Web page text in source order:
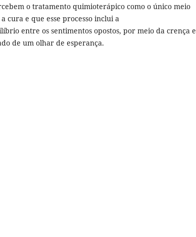
o tratamento quimioterápico como o único meio
cura e que esse processo inclui a
entre os sentimentos opostos, por meio da crença e
de um olhar de esperança.